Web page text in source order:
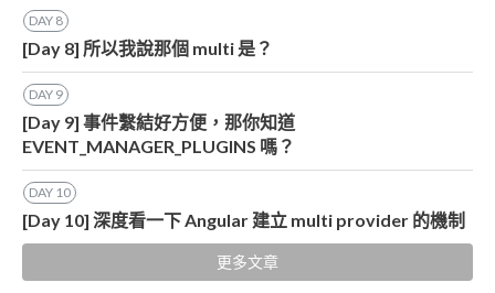
DAY 8
[Day 8] 所以我說那個 multi 是？
DAY 9
[Day 9] 事件繫結好方便，那你知道
EVENT_MANAGER_PLUGINS 嗎？
DAY 10
[Day 10] 深度看一下 Angular 建立 multi provider 的機制
更多文章